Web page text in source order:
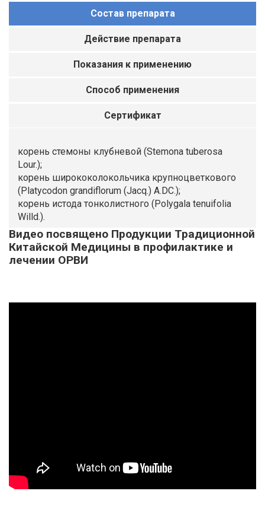
Состав препарата
Действие препарата
Показания к применению
Способ применения
Сертификат
корень стемоны клубневой (Stemona tuberosa
Lour.);
корень ширококолокольчика крупноцветкового
(Platycodon grandiflorum (Jacq.) A.DC.);
корень истода тонколистного (Polygala tenuifolia
Willd.).
Видео посвящено Продукции Традиционной
Китайской Медицины в профилактике и
лечении ОРВИ